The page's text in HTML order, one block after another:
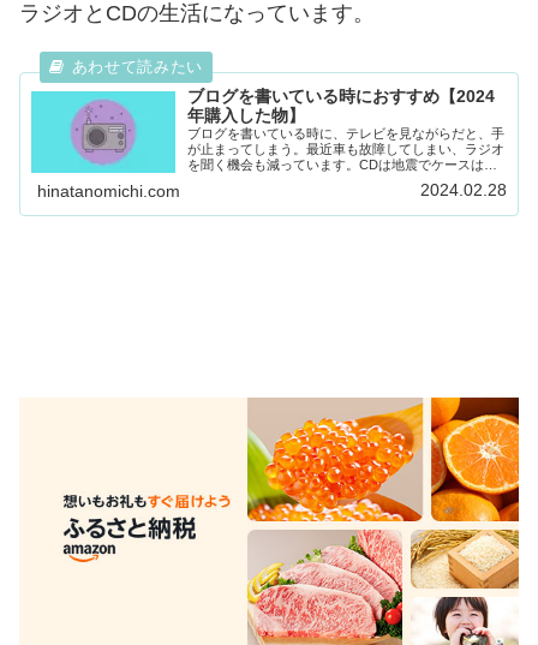
ラジオとCDの生活になっています。
ブログを書いている時におすすめ【2024
年購入した物】
ブログを書いている時に、テレビを見ながらだと、手
が止まってしまう。最近車も故障してしまい、ラジオ
を聞く機会も減っています。CDは地震でケースは割
今まで好きで買っていたCDやラジオを聞きながら
hinatanomichi.com 2024.02.28